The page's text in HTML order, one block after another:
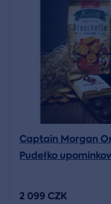
Captain Morgan
Pudełko
2 099 CZK